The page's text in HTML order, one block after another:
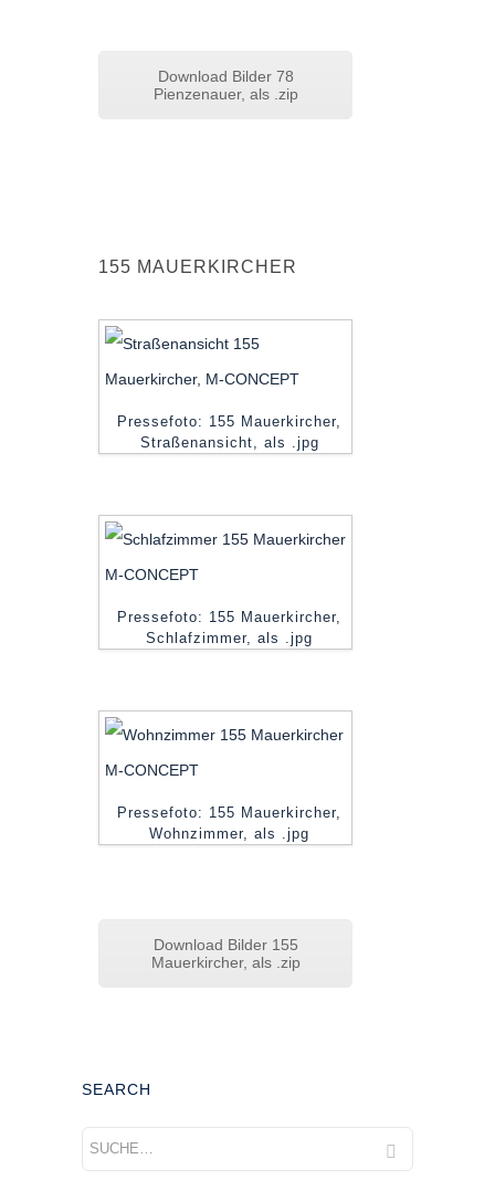
Download Bilder 78
Pienzenauer, als .zip
155 MAUERKIRCHER
Pressefoto: 155 Mauerkircher,
Straßenansicht, als .jpg
Pressefoto: 155 Mauerkircher,
Schlafzimmer, als .jpg
Pressefoto: 155 Mauerkircher,
Wohnzimmer, als .jpg
Download Bilder 155
Mauerkircher, als .zip
SEARCH